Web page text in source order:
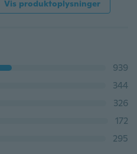
Vis produktoplysninger
939
344
326
172
295